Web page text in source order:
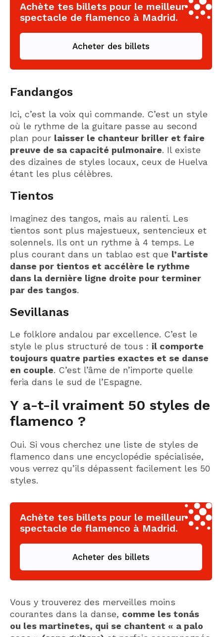
Achète tes billets pour le meilleur
spectacle de flamenco à Madrid.
Acheter des billets
Fandangos
Ici, c’est la voix qui commande. C’est un style
où le rythme de la guitare passe au second
plan pour laisser le chanteur briller et faire
preuve de sa capacité pulmonaire. Il existe
des dizaines de styles locaux, ceux de Huelva
étant les plus célèbres.
Tientos
Imaginez des tangos, mais au ralenti. Les
tientos sont plus majestueux, sentencieux et
solennels. Ils ont un rythme à 4 temps. Le
plus courant dans un tablao est que l’artiste
danse por tientos et accélère le rythme
dans la dernière ligne droite pour terminer
par des tangos.
Sevillanas
Le folklore andalou par excellence. C’est le
style le plus structuré de tous : il comporte
toujours quatre parties exactes et se danse
en couple. C’est l’âme de n’importe quelle
feria dans le sud de l’Espagne.
Y a-t-il vraiment 50 styles de
flamenco ?
Oui. Si vous cherchez une liste de styles de
flamenco dans une encyclopédie spécialisée,
vous verrez qu’ils dépassent facilement les 50
styles.
Achète tes billets pour le meilleur
spectacle de flamenco à Madrid.
Acheter des billets
Vous y trouverez des merveilles moins
courantes dans la danse, comme les tonás
ou les martinetes, qui se chantent « a palo